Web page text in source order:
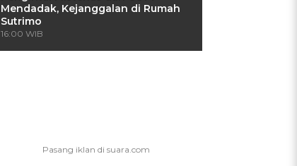
Mendadak, Kejanggalan di Rumah
Sutrimo
16:00 WIB